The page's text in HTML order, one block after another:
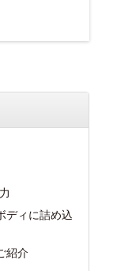
ディに詰め込
紹介